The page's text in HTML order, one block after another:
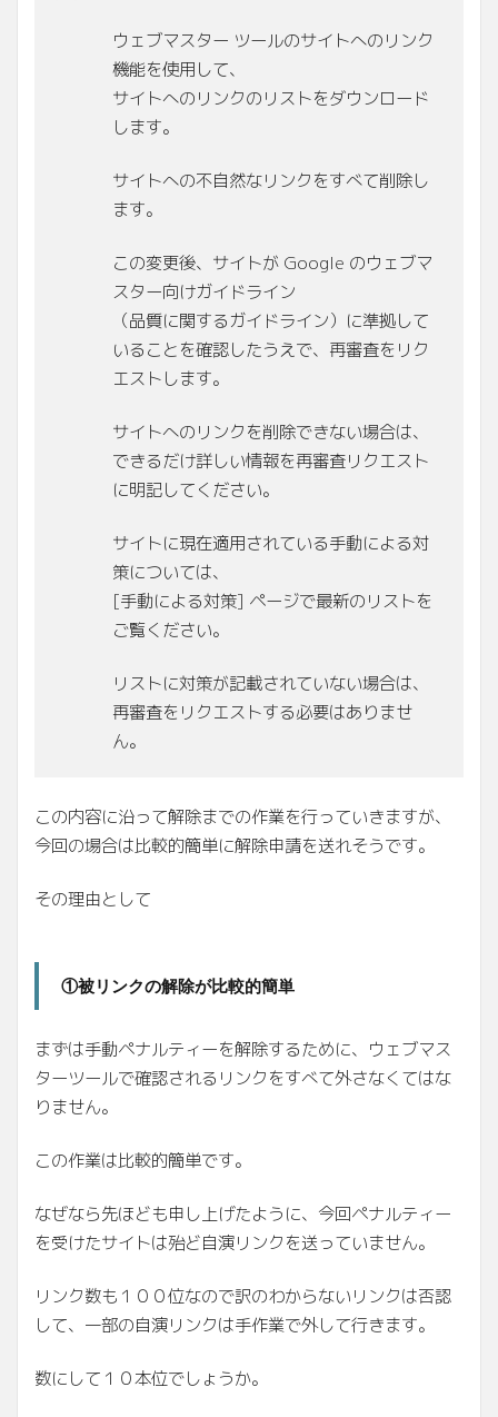
ウェブマスター ツールのサイトへのリンク
機能を使用して、
サイトへのリンクのリストをダウンロード
します。
サイトへの不自然なリンクをすべて削除し
ます。
この変更後、サイトが Google のウェブマ
スター向けガイドライン
（品質に関するガイドライン）に準拠して
いることを確認したうえで、再審査をリク
エストします。
サイトへのリンクを削除できない場合は、
できるだけ詳しい情報を再審査リクエスト
に明記してください。
サイトに現在適用されている手動による対
策については、
[手動による対策] ページで最新のリストを
ご覧ください。
リストに対策が記載されていない場合は、
再審査をリクエストする必要はありませ
ん。
この内容に沿って解除までの作業を行っていきますが、
今回の場合は比較的簡単に解除申請を送れそうです。
その理由として
①被リンクの解除が比較的簡単
まずは手動ペナルティーを解除するために、ウェブマス
ターツールで確認されるリンクをすべて外さなくてはな
りません。
この作業は比較的簡単です。
なぜなら先ほども申し上げたように、今回ペナルティー
を受けたサイトは殆ど自演リンクを送っていません。
リンク数も１００位なので訳のわからないリンクは否認
して、一部の自演リンクは手作業で外して行きます。
数にして１０本位でしょうか。